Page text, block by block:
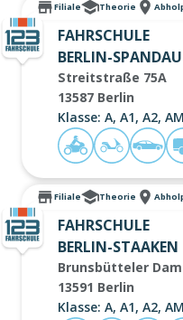
Filiale Theorie
FAHRSCHULE
BERLIN-
Streitstraße 75A
13587 Berlin
Klasse: A, A1, A2,
Filiale Theorie
FAHRSCHULE
BERLIN-STAAKEN
Brunsbütteler
13591 Berlin
Klasse: A, A1, A2,